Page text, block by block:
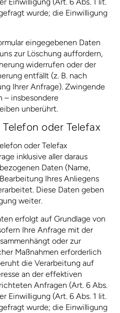
wurde; die Einwilligung
eingegebenen Daten
zur Löschung auffordern,
widerrufen oder der
entfällt (z. B. nach
Ihrer Anfrage). Zwingende
– insbesondere
unberührt.
oder Telefax
oder Telefax
inklusive aller daraus
Daten (Name,
Ihres Anliegens
Diese Daten geben
weiter.
erfolgt auf Grundlage von
Ihre Anfrage mit der
oder zur
Maßnahmen erforderlich
die Verarbeitung auf
an der effektiven
Anfragen (Art. 6 Abs.
Einwilligung (Art. 6 Abs. 1 lit.
wurde; die Einwilligung